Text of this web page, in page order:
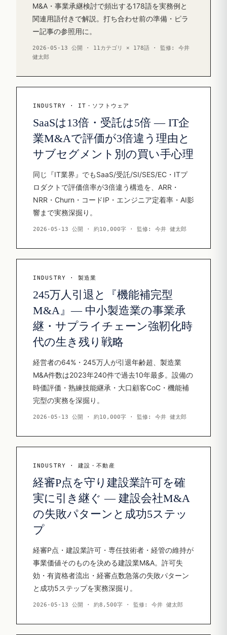
M&A・事業承継検討で頻出する178語を実務例と
関連用語付きで解説。打ち合わせ前の準備・ピラ
ー記事の参照用に。
2026-05-13 公開 · 11カテゴリ × 178語 · 監修: 今井
健太郎
INDUSTRY · IT・ソフトウェア
SaaSは13倍・受託は5倍 — IT企
業M&Aで評価が3倍違う理由と
サブセグメント別の買い手心理
同じ『IT業界』でもSaaS/受託/SI/SES/EC・ITプ
ロダクトで評価倍率が3倍違う構造を、ARR・
NRR・Churn・コードIP・エンジニア定着率・AI影
響まで実務深掘り。
2026-05-13 公開 · 約10,000字 · 監修: 今井 健太郎
INDUSTRY · 製造業
245万人引退と『機能補完型
M&A』— 中小製造業の事業承
継・サプライチェーン強靭化時
代の生き残り戦略
経営者の64%・245万人が引退年齢超、製造業
M&A件数は2023年240件で過去10年最多。設備の
時価評価・熟練技能継承・大口顧客CoC・機能補
完型の実務を深掘り。
2026-05-13 公開 · 約10,000字 · 監修: 今井 健太郎
INDUSTRY · 建設・不動産
経審P点を守り建設業許可を確
実に引き継ぐ — 建設会社M&A
の失敗パターンと成功5ステッ
プ
経審P点・建設業許可・専任技術者・経管の維持が
事業価値そのものを決める建設業M&A。許可失
効・有資格者流出・経審点数急落の失敗パターン
と成功5ステップを実務深掘り。
2026-05-13 公開 · 約8,500字 · 監修: 今井 健太郎